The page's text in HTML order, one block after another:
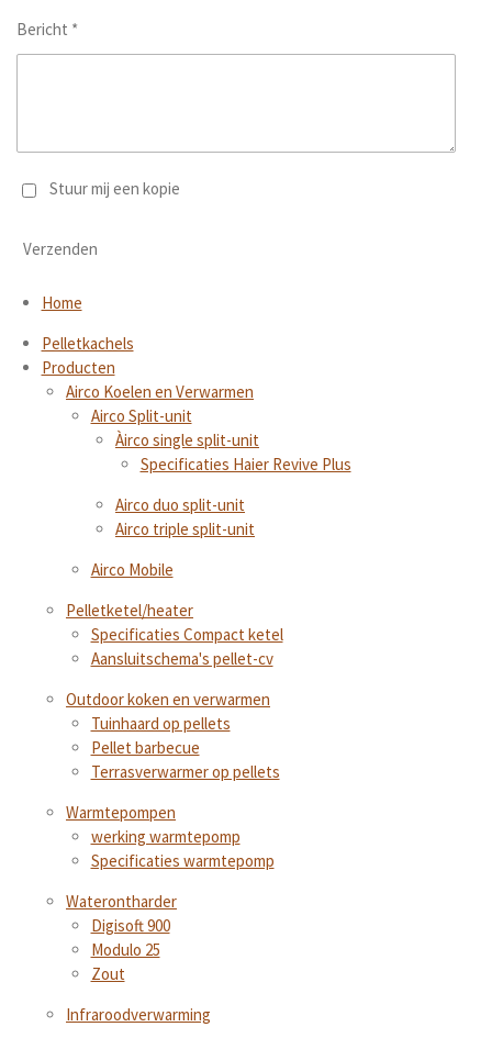
Bericht *
Stuur mij een kopie
Verzenden
Home
Pelletkachels
Producten
Airco Koelen en Verwarmen
Airco Split-unit
Àirco single split-unit
Specificaties Haier Revive Plus
Airco duo split-unit
Airco triple split-unit
Airco Mobile
Pelletketel/heater
Specificaties Compact ketel
Aansluitschema's pellet-cv
Outdoor koken en verwarmen
Tuinhaard op pellets
Pellet barbecue
Terrasverwarmer op pellets
Warmtepompen
werking warmtepomp
Specificaties warmtepomp
Waterontharder
Digisoft 900
Modulo 25
Zout
Infraroodverwarming